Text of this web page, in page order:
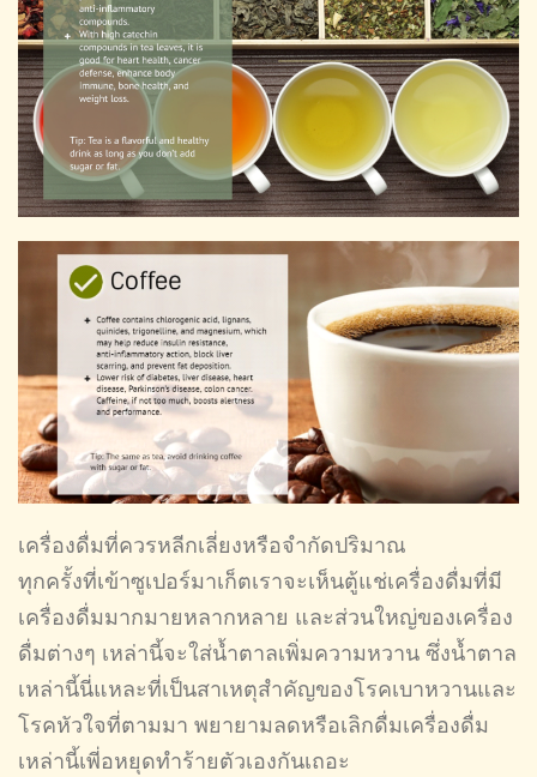
เครื่องดื่มที่ควรหลีกเลี่ยงหรือจำกัดปริมาณ
ทุกครั้งที่เข้าซูเปอร์มาเก็ตเราจะเห็นตู้แช่เครื่องดื่มที่มี
เครื่องดื่มมากมายหลากหลาย และส่วนใหญ่ของเครื่อง
ดื่มต่างๆ เหล่านี้จะใส่น้ำตาลเพิ่มความหวาน ซึ่งน้ำตาล
เหล่านี้นี่แหละที่เป็นสาเหตุสำคัญของโรคเบาหวานและ
โรคหัวใจที่ตามมา พยายามลดหรือเลิกดื่มเครื่องดื่ม
เหล่านี้เพี่อหยุดทำร้ายตัวเองกันเถอะ